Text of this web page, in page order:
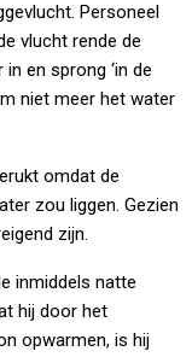
Personeel
vlucht rende de
en sprong ‘in de
niet meer het water
omdat de
zou liggen. Gezien
zijn.
inmiddels natte
hij door het
opwarmen, is hij